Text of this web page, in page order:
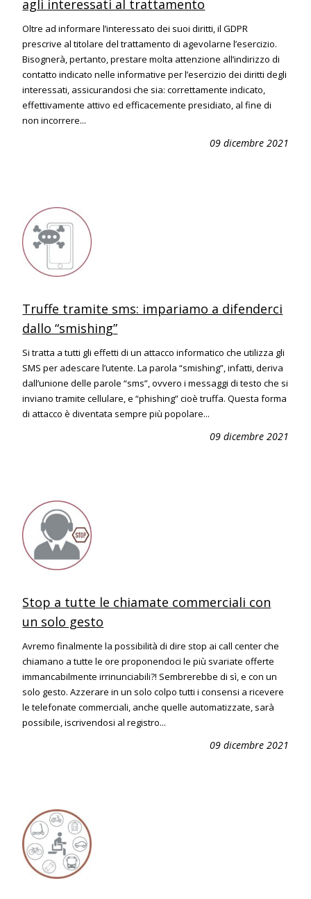
agli interessati al trattamento
Oltre ad informare l’interessato dei suoi diritti, il GDPR
prescrive al titolare del trattamento di agevolarne l’esercizio.
Bisognerà, pertanto, prestare molta attenzione all’indirizzo di
contatto indicato nelle informative per l’esercizio dei diritti degli
interessati, assicurandosi che sia: correttamente indicato,
effettivamente attivo ed efficacemente presidiato, al fine di
non incorrere...
09 dicembre 2021
Truffe tramite sms: impariamo a difenderci
dallo “smishing”
Si tratta a tutti gli effetti di un attacco informatico che utilizza gli
SMS per adescare l’utente. La parola “smishing”, infatti, deriva
dall’unione delle parole “sms”, ovvero i messaggi di testo che si
inviano tramite cellulare, e “phishing” cioè truffa. Questa forma
di attacco è diventata sempre più popolare...
09 dicembre 2021
Stop a tutte le chiamate commerciali con
un solo gesto
Avremo finalmente la possibilità di dire stop ai call center che
chiamano a tutte le ore proponendoci le più svariate offerte
immancabilmente irrinunciabili?! Sembrerebbe di sì, e con un
solo gesto. Azzerare in un solo colpo tutti i consensi a ricevere
le telefonate commerciali, anche quelle automatizzate, sarà
possibile, iscrivendosi al registro...
09 dicembre 2021